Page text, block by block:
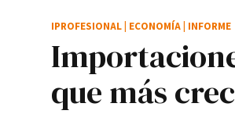
que más
IPROFESIONAL ECONOMÍA INFORME